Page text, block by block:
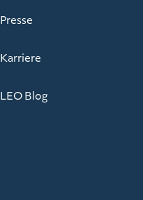
Presse
Karriere
LEO Blog